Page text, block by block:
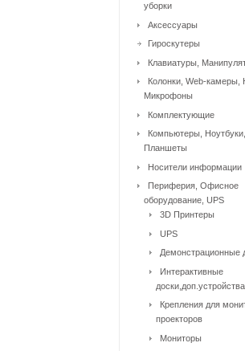
уборки
Аксессуары
Гироскутеры
Клавиатуры,
Колонки, Web-камеры,
Микрофоны
Комплектующие
Компьютеры, Ноутбуки,
Планшеты
Носители информации
Периферия, Офисное
оборудование, UPS
3D Принтеры
UPS
Демонстрационные
Интерактивные
доски,доп.устройства
Крепления для
проекторов
Мониторы